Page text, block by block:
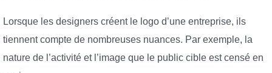
Lorsque les designers créent le logo d’une entreprise, ils
tiennent compte de nombreuses nuances. Par exemple, la
nature de l’activité et l’image que le public cible est censé en